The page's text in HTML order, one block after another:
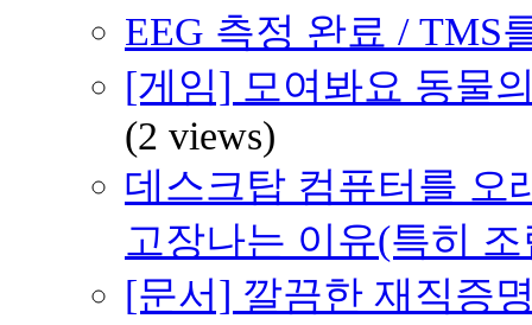
EEG 측정 완료 / TMS
[게임] 모여봐요 동물
(2 views)
데스크탑 컴퓨터를 오
고장나는 이유(특히
[문서] 깔끔한 재직증